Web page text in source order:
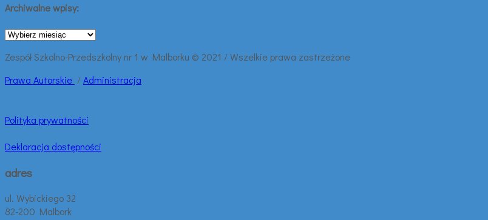
Archiwalne wpisy:
Archiwalne
Zespół Szkolno-Przedszkolny nr 1 w Malborku © 2021 / Wszelkie prawa zastrzeżone
Prawa Autorskie /Administracja
Polityka prywatności
Deklaracja dostępności
adres
ul. Wybickiego 32
82-200 Malbork